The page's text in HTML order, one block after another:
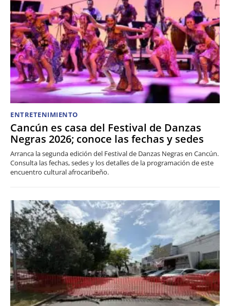
ENTRETENIMIENTO
Cancún es casa del Festival de Danzas
Negras 2026; conoce las fechas y sedes
Arranca la segunda edición del Festival de Danzas Negras en Cancún.
Consulta las fechas, sedes y los detalles de la programación de este
encuentro cultural afrocaribeño.